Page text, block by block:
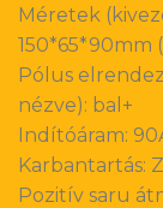
Méretek
150*65*90mm
Pólus
nézve): bal+
Indítóáram:
Karbantartás:
Pozitív saru